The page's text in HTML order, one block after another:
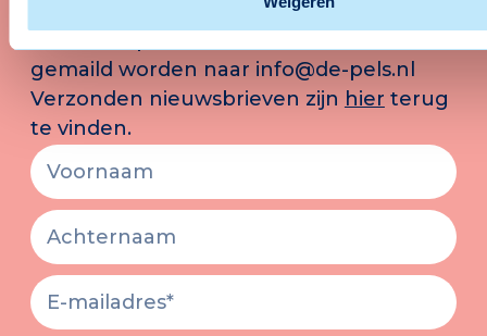
gemaild worden naar info@de-pels.nl
Verzonden nieuwsbrieven zijn hier terug
te vinden.